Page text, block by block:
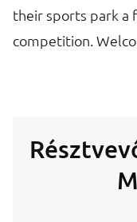
their sports park a
competition.